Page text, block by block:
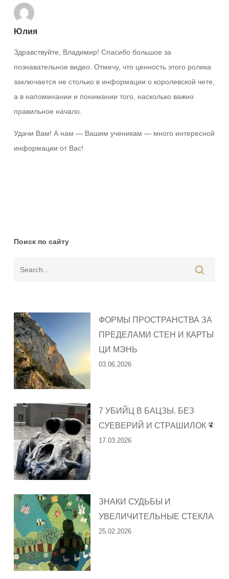
Юлия
Здравствуйте, Владимир! Спасибо большое за
познавательное видео. Отмечу, что ценность этого ролика
заключается не столько в информации о королевской чете,
а в напоминании и понимании того, насколько важно
правильное начало.
Удачи Вам! А нам — Вашим ученикам — много интересной
информации от Вас!
Поиск по сайту
ФОРМЫ ПРОСТРАНСТВА ЗА
ПРЕДЕЛАМИ СТЕН И КАРТЫ
ЦИ МЭНЬ
03.06.2026
7 УБИЙЦ В БАЦЗЫ. БЕЗ
СУЕВЕРИЙ И СТРАШИЛОК
17.03.2026
ЗНАКИ СУДЬБЫ И
УВЕЛИЧИТЕЛЬНЫЕ СТЕКЛА
25.02.2026